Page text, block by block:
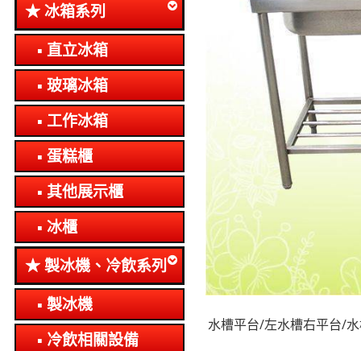
冰箱系列
直立冰箱
玻璃冰箱
工作冰箱
蛋糕櫃
其他展示櫃
冰櫃
製冰機、冷飲系列
製冰機
冷飲相關設備
水槽平台/左水槽右平台/